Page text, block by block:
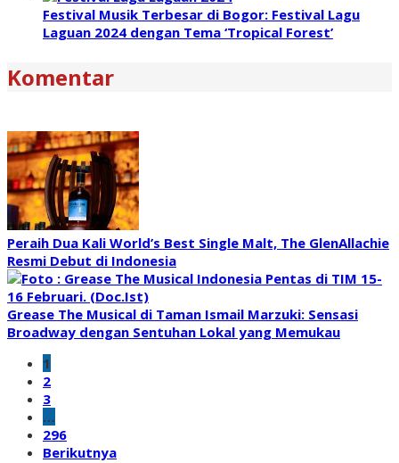
Festival Musik Terbesar di Bogor: Festival Lagu
Laguan 2024 dengan Tema ‘Tropical Forest’
Komentar
Peraih Dua Kali World’s Best Single Malt, The GlenAllachie
Resmi Debut di Indonesia
Grease The Musical di Taman Ismail Marzuki: Sensasi
Broadway dengan Sentuhan Lokal yang Memukau
1
2
3
…
296
Berikutnya